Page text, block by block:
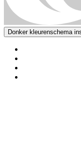
Donker kleurenschema